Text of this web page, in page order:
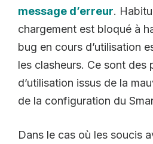
message d’erreur.
chargement est bloqué à
bug en cours d’utilisation
les clasheurs. Ce sont des
d’utilisation issus de la
de la configuration du
Dans le cas où les soucis